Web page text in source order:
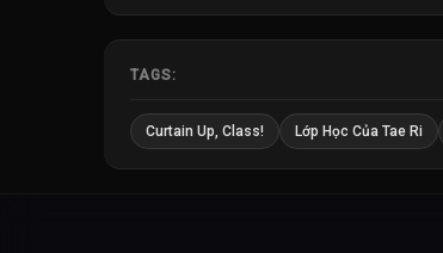
TAGS:
Curtain Up, Class! Lớp Học Của Tae Ri